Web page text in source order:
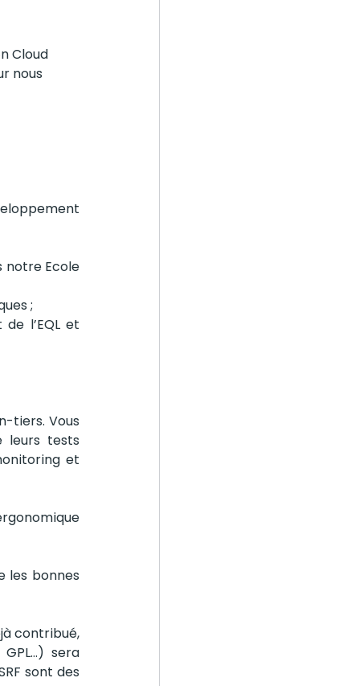
Cloud
nous
notre Ecole
;
l’EQL et
tiers. Vous
leurs tests
et
les bonnes
contribué,
sera
sont des